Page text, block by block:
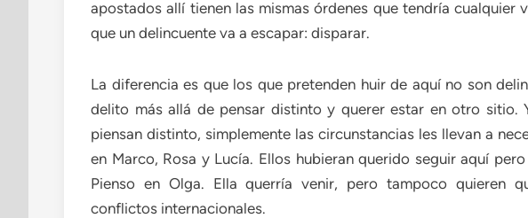
apostados allí tienen las mismas órdenes que tendría
que un delincuente va a escapar: disparar.
La diferencia es que los que pretenden huir de aquí no son
delito más allá de pensar distinto y querer estar en otro sitio.
piensan distinto, simplemente las circunstancias les llevan a
en Marco, Rosa y Lucía. Ellos hubieran querido seguir aquí
Pienso en Olga. Ella querría venir, pero tampoco quieren
conflictos internacionales.